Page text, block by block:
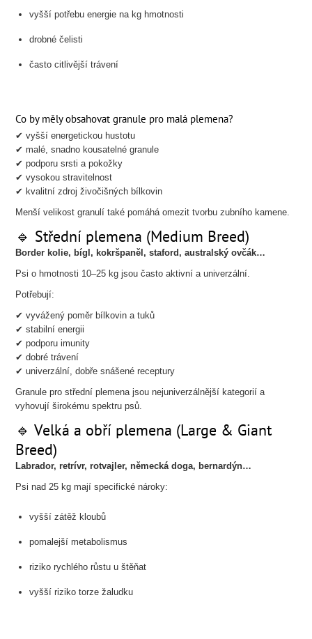
vyšší potřebu energie na kg hmotnosti
drobné čelisti
často citlivější trávení
Co by měly obsahovat granule pro malá plemena?
✔ vyšší energetickou hustotu
✔ malé, snadno kousatelné granule
✔ podporu srsti a pokožky
✔ vysokou stravitelnost
✔ kvalitní zdroj živočišných bílkovin
Menší velikost granulí také pomáhá omezit tvorbu zubního kamene.
🔹 Střední plemena (Medium Breed)
Border kolie, bígl, kokršpaněl, staford, australský ovčák…
Psi o hmotnosti 10–25 kg jsou často aktivní a univerzální.
Potřebují:
✔ vyvážený poměr bílkovin a tuků
✔ stabilní energii
✔ podporu imunity
✔ dobré trávení
✔ univerzální, dobře snášené receptury
Granule pro střední plemena jsou nejuniverzálnější kategorií a
vyhovují širokému spektru psů.
🔹 Velká a obří plemena (Large & Giant
Breed)
Labrador, retrívr, rotvajler, německá doga, bernardýn…
Psi nad 25 kg mají specifické nároky:
vyšší zátěž kloubů
pomalejší metabolismus
riziko rychlého růstu u štěňat
vyšší riziko torze žaludku